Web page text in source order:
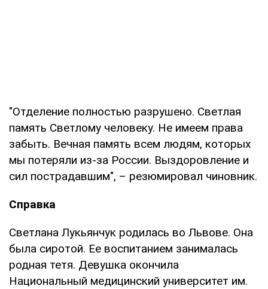
"Отделение полностью разрушено. Светлая
память Светлому человеку. Не имеем права
забыть. Вечная память всем людям, которых
мы потеряли из-за России. Выздоровление и
сил пострадавшим", – резюмировал чиновник.
Справка
Светлана Лукьянчук родилась во Львове. Она
была сиротой. Ее воспитанием занималась
родная тетя. Девушка окончила
Национальный медицинский университет им.